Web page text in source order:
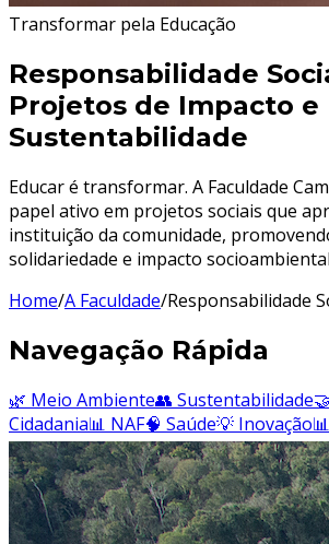
Transformar pela Educação
Responsabilidade
Projetos de Impacto e
Sustentabilidade
Educar é transformar. A Faculdade
papel ativo em projetos sociais que
instituição da comunidade,
solidariedade e impacto
Home/A Faculdade/Responsabilidade
Navegação Rápida
🌿 Meio Ambiente👥 Sustentabilidade
Cidadania📊 NAF🧠 Saúde💡 Inovação